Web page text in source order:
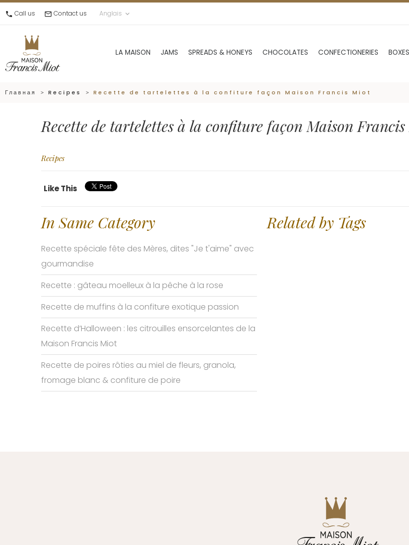
call Call us mail_outline Contact us Anglais keyboard_arrow_down
LA MAISON JAMS SPREADS & HONEYS CHOCOLATES CONFECTIONERIES
Главная Recipes Recette de tartelettes à la confiture façon Maison Francis Miot
Recette de tartelettes à la confiture façon Maison
Recipes
Like This
In Same Category
Recette spéciale fête des Mères, dites "Je t'aime" avec
gourmandise
Recette : gâteau moelleux à la pêche à la rose
Recette de muffins à la confiture exotique passion
Recette d’Halloween : les citrouilles ensorcelantes de la
Maison Francis Miot
Recette de poires rôties au miel de fleurs, granola,
fromage blanc & confiture de poire
Related by Tags